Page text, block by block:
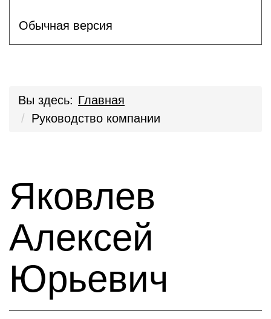
Обычная версия
Вы здесь: Главная
Руководство компании
Яковлев
Алексей
Юрьевич